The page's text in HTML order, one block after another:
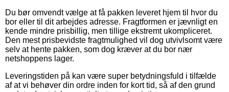
Du bør omvendt vælge at få pakken leveret hjem til hvor du
bor eller til dit arbejdes adresse. Fragtformen er jævnligt en
kende mindre prisbillig, men tillige ekstremt ukompliceret.
Den mest prisbevidste fragtmulighed vil dog utvivlsomt være
selv at hente pakken, som dog kræver at du bor nær
netshoppens lager.
Leveringstiden på kan være super betydningsfuld i tilfælde
af at vi behøver din ordre inden for kort tid, så af den grund